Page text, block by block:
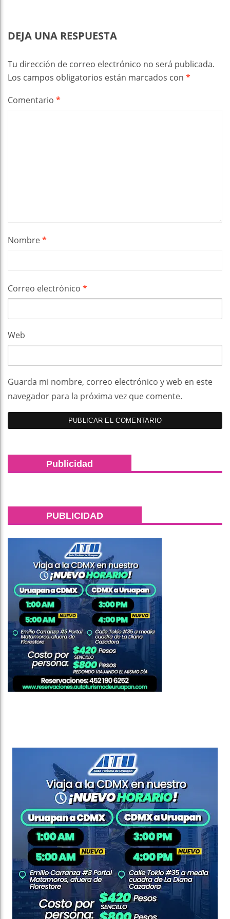
DEJA UNA RESPUESTA
Tu dirección de correo electrónico no será publicada.
Los campos obligatorios están marcados con *
Comentario *
Nombre*
Correo electrónico *
Web
Guarda mi nombre, correo electrónico y web en este
navegador para la próxima vez que comente.
Publicidad
PUBLICIDAD